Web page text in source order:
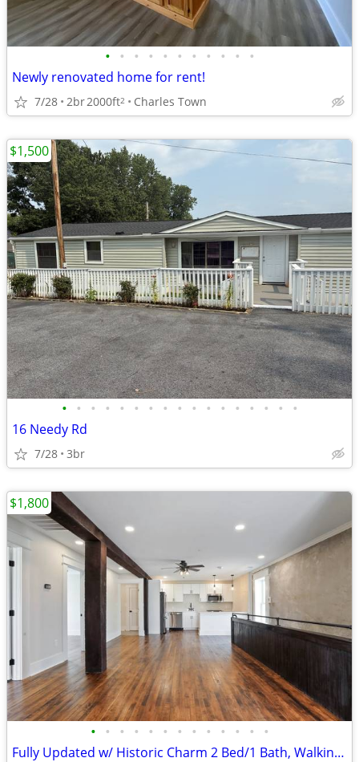
• • • • • • • • • • •
Newly renovated home for rent!
7/28 2br2000ft2 Charles Town
• • • • • • • • • • • • • • • • •
16 Needy Rd
7/28 3br
$1,500
• • • • • • • • • • • • •
Fully Updated w/ Historic Charm 2 Bed/1 Bath, Walking Distance to Coff
$1,800